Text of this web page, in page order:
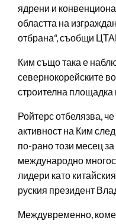
ядрени и
областта на
отбрана“, съобщи
Ким също така е
севернокорейските
строителна
Ройтерс отбелязва,
активност на Ким
по-рано този месец
международно
лидери като
руския президент
Междувременно,